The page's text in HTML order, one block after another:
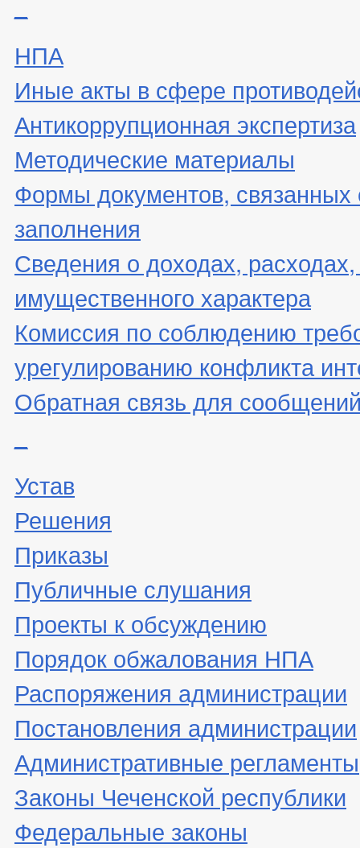
НПА
Иные акты в сфере
Антикоррупционная экспертиза
Методические материалы
Формы документов, связанных
заполнения
Сведения о доходах,
имущественного характера
Комиссия по соблюдению
урегулированию конфликта
Обратная связь для
Устав
Решения
Приказы
Публичные слушания
Проекты к обсуждению
Порядок обжалования НПА
Распоряжения администрации
Постановления администрации
Административные регламенты
Законы Чеченской республики
Федеральные законы